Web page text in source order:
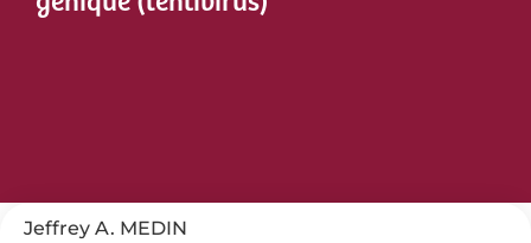
Jeffrey A. MEDIN